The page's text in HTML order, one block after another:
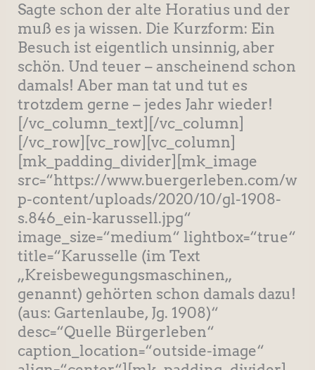
Sagte schon der alte Horatius und der
muß es ja wissen. Die Kurzform: Ein
Besuch ist eigentlich unsinnig, aber
schön. Und teuer – anscheinend schon
damals! Aber man tat und tut es
trotzdem gerne – jedes Jahr wieder!
[/vc_column_text][/vc_column]
[/vc_row][vc_row][vc_column]
[mk_padding_divider][mk_image
src=“https://www.buergerleben.com/w
p-content/uploads/2020/10/gl-1908-
s.846_ein-karussell.jpg“
image_size=“medium“ lightbox=“true“
title=“Karusselle (im Text
„Kreisbewegungsmaschinen„
genannt) gehörten schon damals dazu!
(aus: Gartenlaube, Jg. 1908)“
desc=“Quelle Bürgerleben“
caption_location=“outside-image“